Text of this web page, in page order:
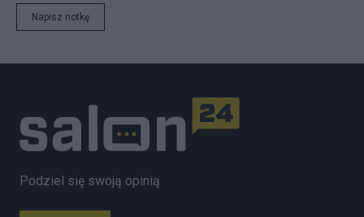
Napisz notkę
Podziel się swoją opinią